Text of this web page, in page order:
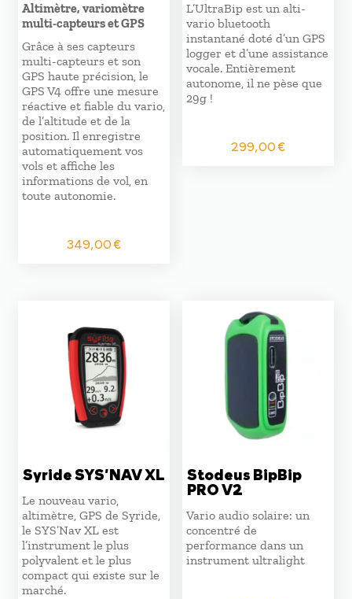
Altimètre, variomètre
multi-capteurs et GPS
Grâce à ses capteurs
multi-capteurs et son
GPS haute précision, le
GPS V4 offre une mesure
réactive et fiable du vario,
de l’altitude et de la
position. Il enregistre
automatiquement vos
vols et affiche les
informations de vol, en
toute autonomie.
349,00€
L’UltraBip est un alti-
vario bluetooth
instantané doté d’un GPS
logger et d’une assistance
vocale. Entièrement
autonome, il ne pèse que
29g !
299,00€
Syride SYS’NAV XL
Le nouveau vario,
altimètre, GPS de Syride,
le SYS’Nav XL est
l’instrument le plus
polyvalent et le plus
compact qui existe sur le
marché.
Stodeus BipBip
PRO V2
Vario audio solaire: un
concentré de
performance dans un
instrument ultralight